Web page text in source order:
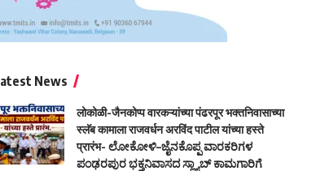
News
लोकोळी-जैनकोप्प वारकऱ्यांच्या पंढरपूर भक्तनिवासाच्या
स्लॅब कामाला राजवर्धन अरविंद पाटील यांच्या हस्ते
प्रारंभ- ಲೋಕೋಳಿ–ಜೈನಕೊಪ್ಪ ವಾರಕರಿಗಳ
ಪಂಢರಪುರ ಭಕ್ತನಿವಾಸದ ಸ್ಲ್ಯಾಬ್ ಕಾಮಗಾರಿಗೆ